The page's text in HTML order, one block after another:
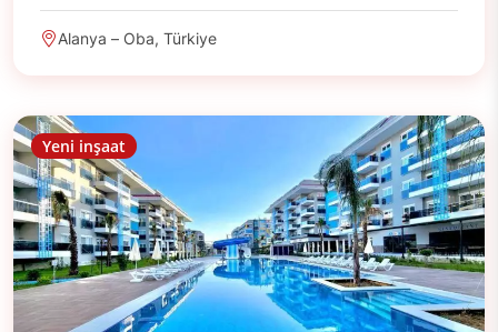
Alanya – Oba, Türkiye
Yeni inşaat